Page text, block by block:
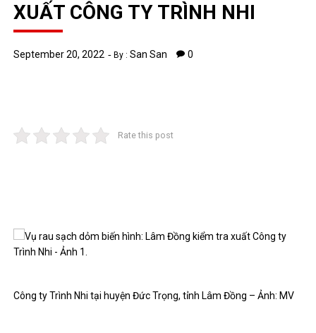
XUẤT CÔNG TY TRÌNH NHI
September 20, 2022 By :San San 0
Rate this post
Công ty Trình Nhi tại huyện Đức Trọng, tỉnh Lâm Đồng – Ảnh: MV